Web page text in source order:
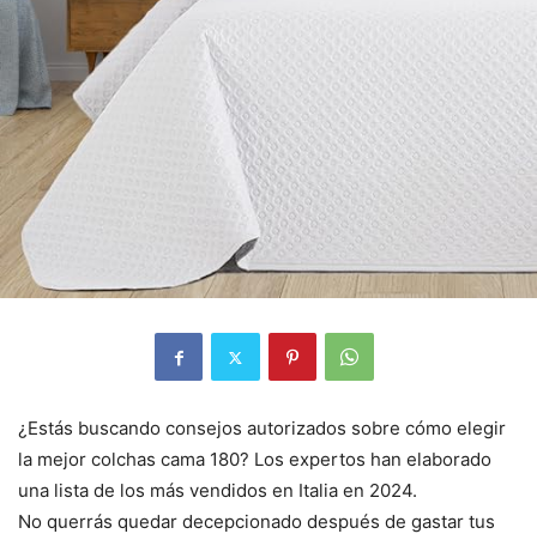
¿Estás buscando consejos autorizados sobre cómo elegir
la mejor colchas cama 180? Los expertos han elaborado
una lista de los más vendidos en Italia en 2024.
No querrás quedar decepcionado después de gastar tus